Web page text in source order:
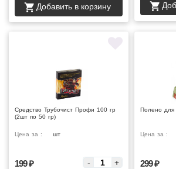
Добавить в корзину
Средство Трубочист Профи 100 гр
(2шт по 50 гр)
Цена за : шт
199₽ - +
Полено для
Цена за :
299₽